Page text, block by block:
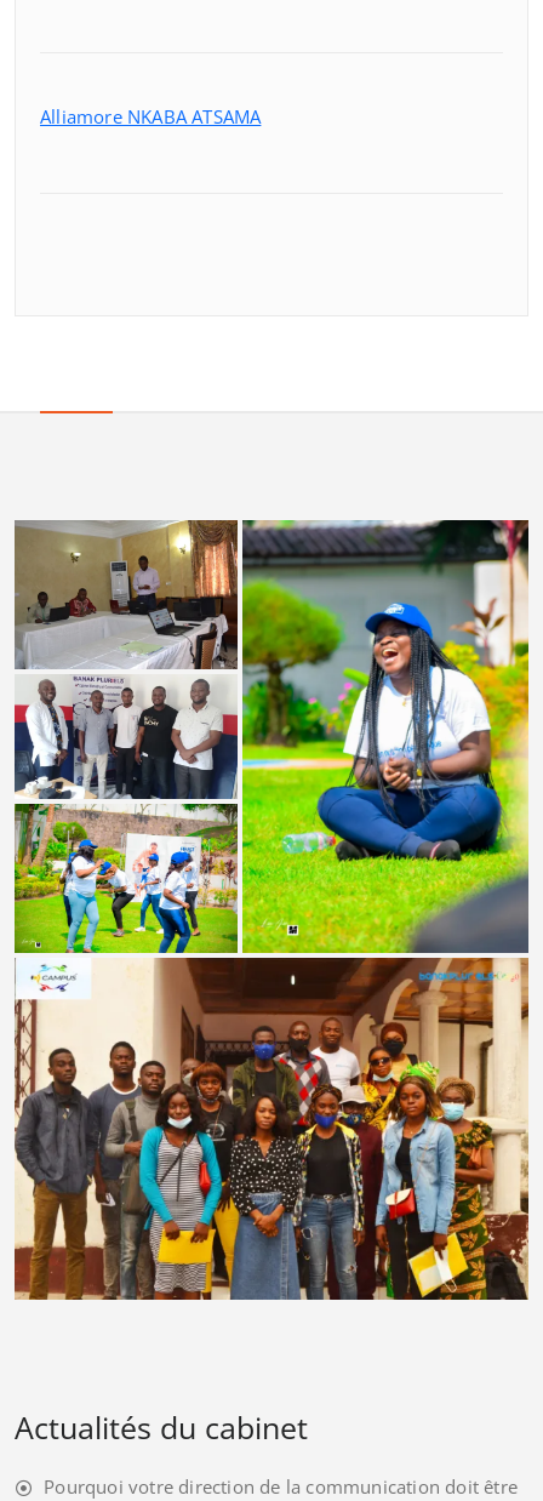
Alliamore NKABA ATSAMA
Actualités du cabinet
Pourquoi votre direction de la communication doit être